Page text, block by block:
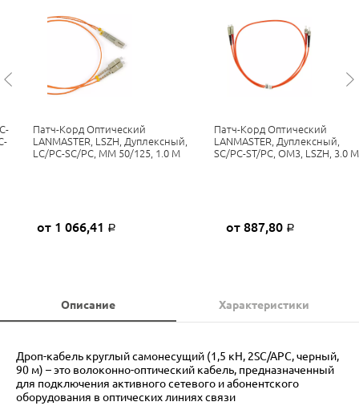
Патч-Корд Оптический
LANMASTER, LSZH, Дуплексный,
LC/PC-SC/PC, MM 50/125, 1.0 М
от 1 066,41 Р
Патч-Корд Оптический
LANMASTER, Дуплексный,
SC/PC-ST/PC, OM3, LSZH, 3.0 М
от 887,80 Р
Описание Характеристики
Дроп-кабель круглый самонесущий (1,5 кН, 2SC/APC, черный,
90 м) – это волоконно-оптический кабель, предназначенный
для подключения активного сетевого и абонентского
оборудования в оптических линиях связи